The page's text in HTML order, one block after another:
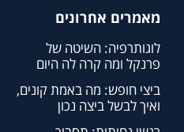
מאמרים אחרונים
לוגותרפיה: השיטה של
פרנקל ומה קרה לה היום
ביצי חופש: מה באמת קונים,
ואיך לבשל ביצה נכון